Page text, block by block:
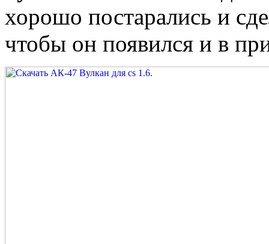
хорошо постарались и
чтобы он появился и в